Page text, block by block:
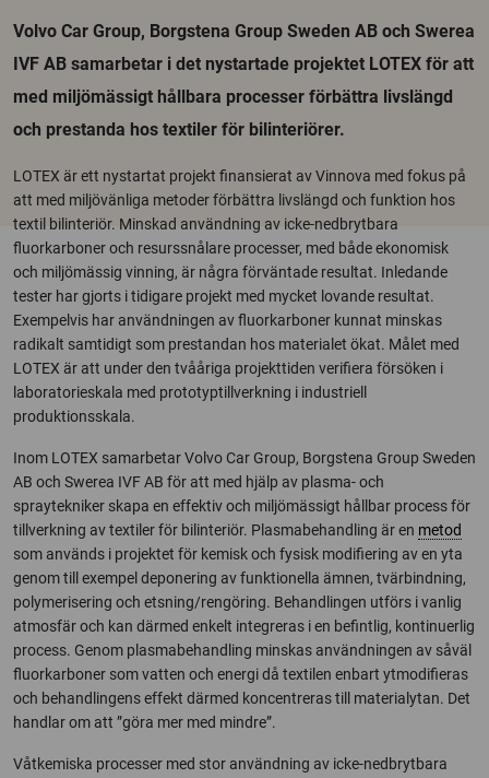
Volvo Car Group, Borgstena Group Sweden AB och Swerea
IVF AB samarbetar i det nystartade projektet LOTEX för att
med miljömässigt hållbara processer förbättra livslängd
och prestanda hos textiler för bilinteriörer.
LOTEX är ett nystartat projekt finansierat av Vinnova med fokus på
att med miljövänliga metoder förbättra livslängd och funktion hos
textil bilinteriör. Minskad användning av icke-nedbrytbara
fluorkarboner och resurssnålare processer, med både ekonomisk
och miljömässig vinning, är några förväntade resultat. Inledande
tester har gjorts i tidigare projekt med mycket lovande resultat.
Exempelvis har användningen av fluorkarboner kunnat minskas
radikalt samtidigt som prestandan hos materialet ökat. Målet med
LOTEX är att under den tvååriga projekttiden verifiera försöken i
laboratorieskala med prototyptillverkning i industriell
produktionsskala.
Inom LOTEX samarbetar Volvo Car Group, Borgstena Group Sweden
AB och Swerea IVF AB för att med hjälp av plasma- och
spraytekniker skapa en effektiv och miljömässigt hållbar process för
tillverkning av textiler för bilinteriör. Plasmabehandling är en metod
som används i projektet för kemisk och fysisk modifiering av en yta
genom till exempel deponering av funktionella ämnen, tvärbindning,
polymerisering och etsning/rengöring. Behandlingen utförs i vanlig
atmosfär och kan därmed enkelt integreras i en befintlig, kontinuerlig
process. Genom plasmabehandling minskas användningen av såväl
fluorkarboner som vatten och energi då textilen enbart ytmodifieras
och behandlingens effekt därmed koncentreras till materialytan. Det
handlar om att ”göra mer med mindre”.
Våtkemiska processer med stor användning av icke-nedbrytbara